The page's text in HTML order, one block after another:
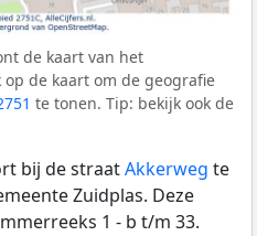
de kaart van het
op de kaart om de geografie
te tonen. Tip: bekijk ook de
bij de straatAkkerweg te
Zuidplas. Deze
1 - b t/m 33.